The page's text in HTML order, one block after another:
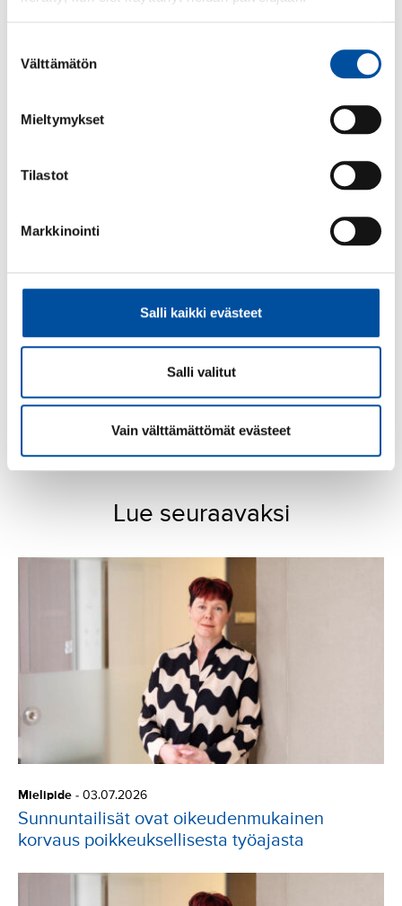
valinta
Välttämätön
Mieltymykset
Tilastot
Markkinointi
Salli kaikki evästeet
Salli valitut
Vain välttämättömät evästeet
Lisää aiheesta
Hallituksen
työelämäheikennykset
Lue seuraavaksi
Mielipide - 03.07.2026
Sunnuntailisät ovat oikeudenmukainen
korvaus poikkeuksellisesta työajasta